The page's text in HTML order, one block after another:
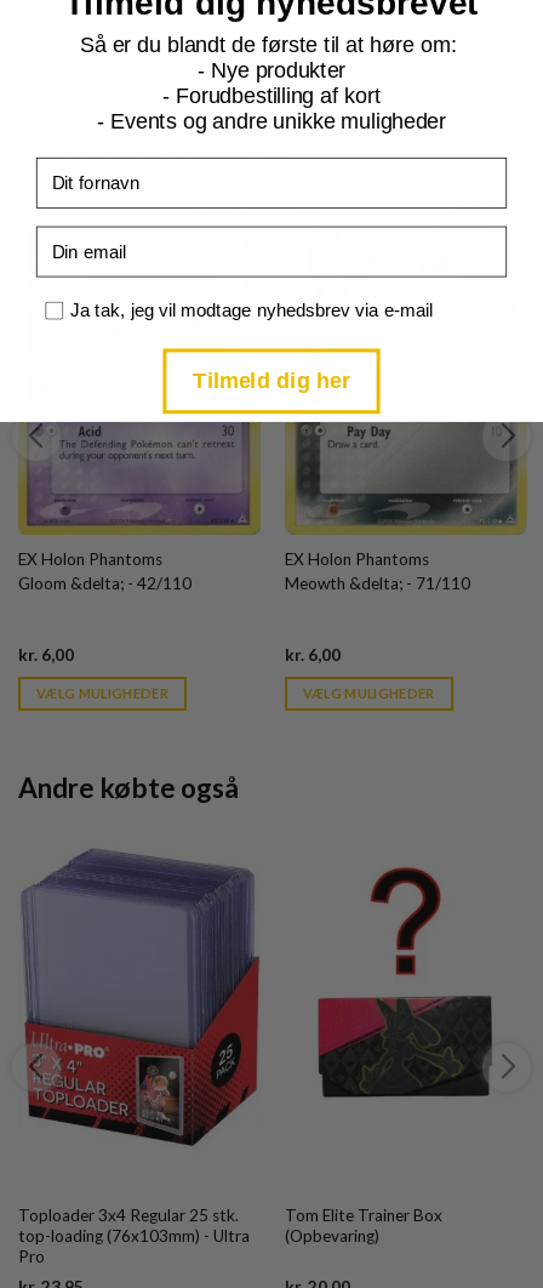
ex, Mewtwo Goldstar eller Pikachu Goldstar.
Relaterede produkter
EX Holon Phantoms
Gloom &delta; - 42/110
kr. 6,00Current
is:
kr. 39,95.
VÆLG MULIGHEDER
EX Holon Phantoms
Meowth &delta; - 71/110
kr.6,00Current
is:
kr. 39,95.
VÆLG MULIGHEDER
Andre købte også
Toploader 3x4 Regular 25 stk.
top-loading (76x103mm) - Ultra
Pro
Tom Elite Trainer Box
(Opbevaring)
Så er du blandt de første til at høre om:
- Nye produkter
- Forudbestilling af kort
- Events og andre unikke muligheder
Samtykke
Ja tak, jeg vil modtage nyhedsbrev via e-mail
Tilmeld dig her